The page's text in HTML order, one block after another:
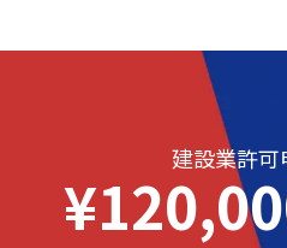
建設業許可